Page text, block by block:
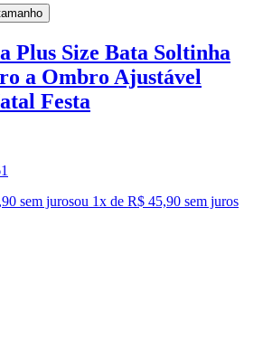
Plus Size Bata Soltinha
a Ombro Ajustável
Festa
sem jurosou 1x de R$ 45,90 sem juros